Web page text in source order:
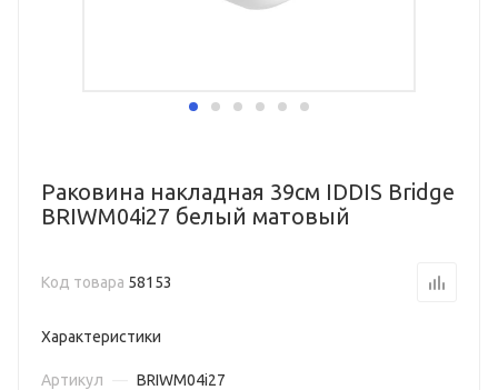
Раковина накладная 39см IDDIS Bridge
BRIWM04i27 белый матовый
Код товара 58153
Характеристики
Артикул
BRIWM04i27